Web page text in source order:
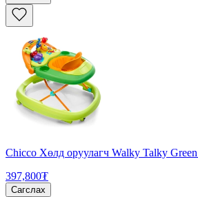
Chicco Хөлд оруулагч Walky Talky
397,800₮
Сагслах